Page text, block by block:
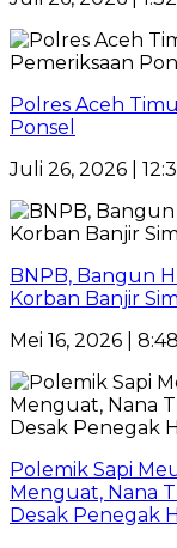
Polres Aceh
Ponsel
Juli 26, 2026 |
BNPB, Bangun
Korban Banjir
Mei 16, 2026 |
Polemik Sapi
Menguat, Nana
Desak Penegak